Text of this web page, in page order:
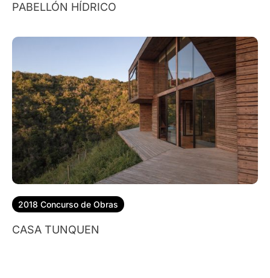
PABELLÓN HÍDRICO
2018 Concurso de Obras
CASA TUNQUEN